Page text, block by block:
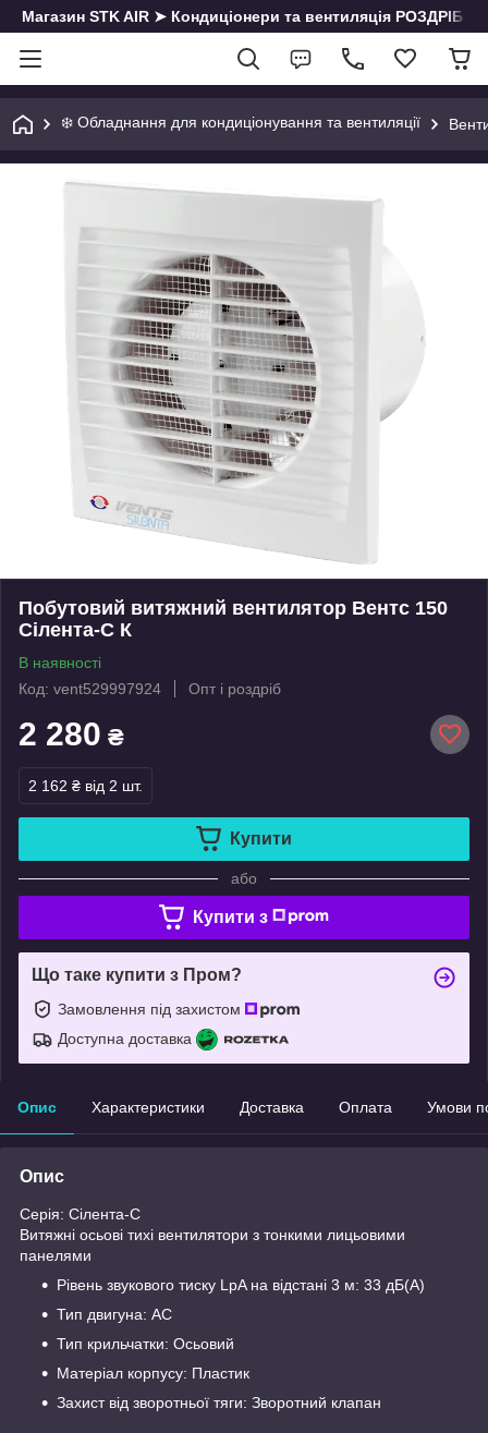
Магазин STK AIR ➤ Кондиціонери та вентиляція РОЗДРІБ
❄️ Обладнання для кондиціонування та вентиляції
Побутовий витяжний вентилятор Вентс 150
Сілента-С К
В наявності
Код: vent529997924
Опт і роздріб
2 280 ₴
2 162 ₴ від 2 шт.
Купити
або
Купити з
Що таке купити з Пром?
Замовлення під захистом
Доступна доставка
Опис Характеристики Доставка Оплата Умови
Опис
Серія: Сілента-C
Витяжні осьові тихі вентилятори з тонкими лицьовими
панелями
Рівень звукового тиску LpA на відстані 3 м: 33 дБ(А)
Тип двигуна: AC
Тип крильчатки: Осьовий
Матеріал корпусу: Пластик
Захист від зворотньої тяги: Зворотний клапан